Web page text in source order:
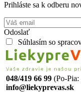
Prihláste sa k odberu
Odoslať
Súhlasím so
048/419 66 99 (Po-
info@liekyprevas.sk